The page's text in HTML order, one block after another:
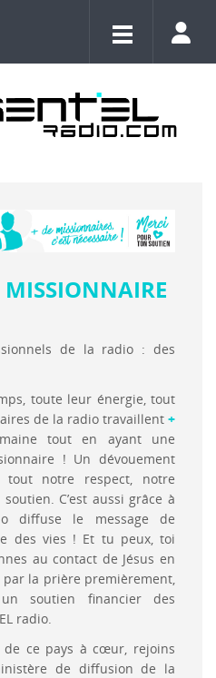
de la radio : des
toute leur énergie, tout
de la radio travaillent +
tout en ayant une
! Un dévouement
notre respect, notre
C’est aussi grâce à
diffuse le message de
des vies ! Et tu peux, toi
au contact de Jésus en
la prière premièrement,
soutien financier des
radio.
de ce pays à cœur, rejoins
de diffusion de la